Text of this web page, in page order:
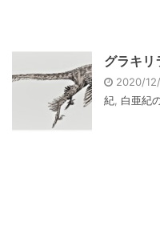
グラキリ
2020/
紀 白亜紀